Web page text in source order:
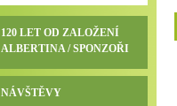
120 LET OD ZALOŽENÍ
ALBERTINA / SPONZOŘI
NÁVŠTĚVY